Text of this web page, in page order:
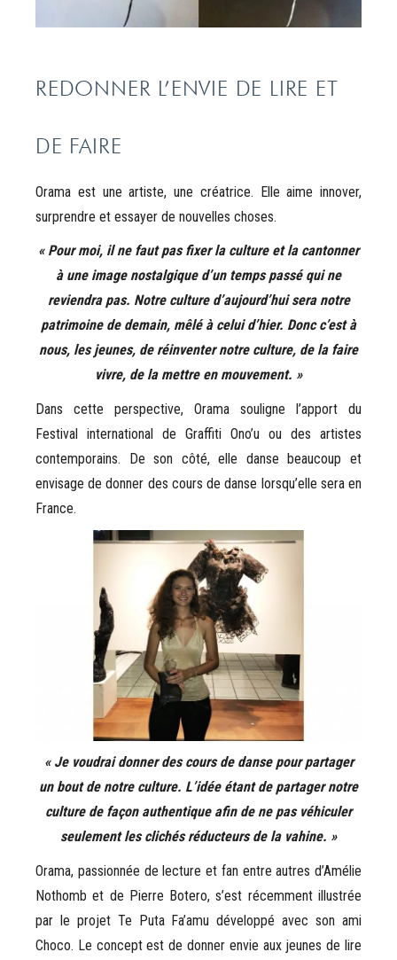
REDONNER L’ENVIE DE LIRE ET
DE FAIRE
Orama est une artiste, une créatrice. Elle aime innover,
surprendre et essayer de nouvelles choses.
« Pour moi, il ne faut pas fixer la culture et la cantonner
à une image nostalgique d’un temps passé qui ne
reviendra pas. Notre culture d’aujourd’hui sera notre
patrimoine de demain, mêlé à celui d’hier. Donc c’est à
nous, les jeunes, de réinventer notre culture, de la faire
vivre, de la mettre en mouvement. »
Dans cette perspective, Orama souligne l’apport du
Festival international de Graffiti Ono’u ou des artistes
contemporains. De son côté, elle danse beaucoup et
envisage de donner des cours de danse lorsqu’elle sera en
France.
« Je voudrai donner des cours de danse pour partager
un bout de notre culture. L’idée étant de partager notre
culture de façon authentique afin de ne pas véhiculer
seulement les clichés réducteurs de la vahine. »
Orama, passionnée de lecture et fan entre autres d’Amélie
Nothomb et de Pierre Botero, s’est récemment illustrée
par le projet Te Puta Fa’amu développé avec son ami
Choco. Le concept est de donner envie aux jeunes de lire